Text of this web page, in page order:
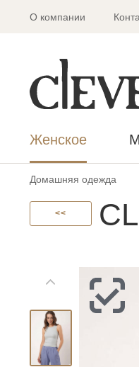
О компании
Женское
Домашняя одежда
<<